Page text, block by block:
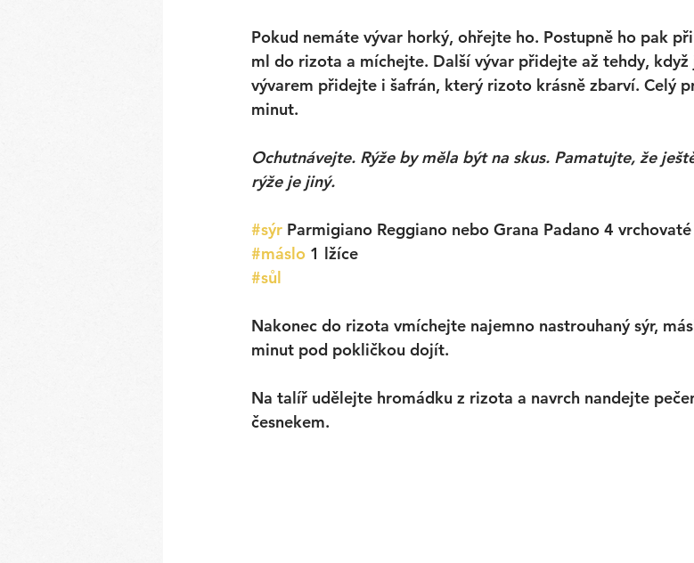
Pokud nemáte vývar horký, ohřejte ho. Postupně ho pak
ml do rizota a míchejte. Další vývar přidejte až tehdy,
vývarem přidejte i šafrán, který rizoto krásně zbarví. Celý
minut.
Ochutnávejte. Rýže by měla být na skus. Pamatujte, že
rýže je jiný.
#sýr Parmigiano Reggiano nebo Grana Padano 4
#máslo 1 lžíce
#sůl
Nakonec do rizota vmíchejte najemno nastrouhaný sýr,
minut pod pokličkou dojít.
Na talíř udělejte hromádku z rizota a navrch nandejte
česnekem.